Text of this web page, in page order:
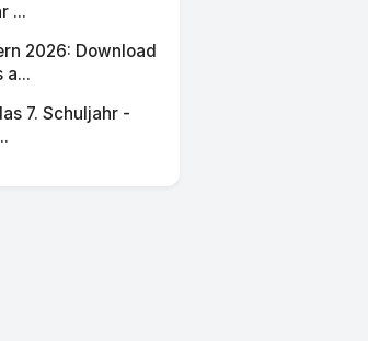
...
2026: Download
a...
7. Schuljahr -